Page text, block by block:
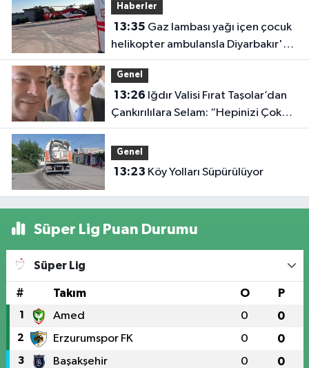
Haberler
13:35
helikopter ambulansla Diyarbakır'a
sevk edildi
Genel
13:26
Çankırılılara Selam: “Hepinizi Çok
Seviyorum”
Genel
13:23 Köy Yolları Süpürülüyor
Süper Lig Puan Durumu
Süper Lig
# Takım O P
1 Amed 0 0
2 Erzurumspor FK 0 0
3 Başakşehir 0 0